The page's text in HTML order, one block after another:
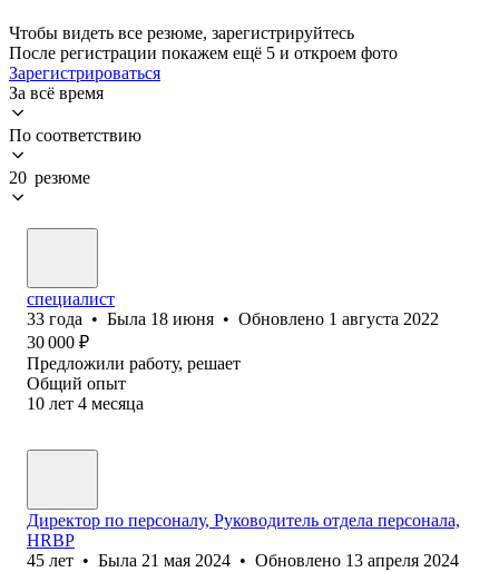
Чтобы видеть все резюме, зарегистрируйтесь
После регистрации покажем ещё 5 и откроем фото
Зарегистрироваться
За всё время
По соответствию
20 резюме
специалист
33 года • Была 18 июня • Обновлено 1 августа 2022
30 000 ₽
Предложили работу, решает
Общий опыт
10 лет 4 месяца
Директор по персоналу, Руководитель отдела персонала,
HRBP
45 лет • Была 21 мая 2024 • Обновлено 13 апреля 2024